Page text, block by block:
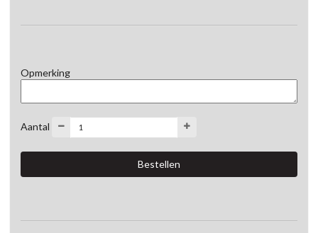
Opmerking
Aantal